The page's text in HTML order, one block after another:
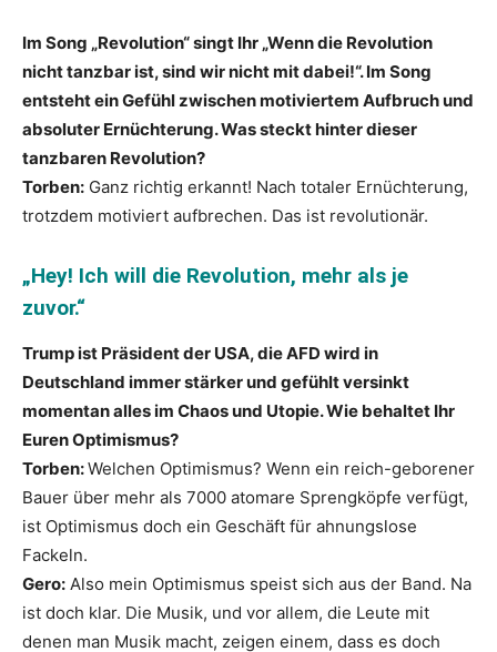
Im Song „Revolution“ singt Ihr „Wenn die Revolution
nicht tanzbar ist, sind wir nicht mit dabei!“. Im Song
entsteht ein Gefühl zwischen motiviertem Aufbruch und
absoluter Ernüchterung. Was steckt hinter dieser
tanzbaren Revolution?
Torben: Ganz richtig erkannt! Nach totaler Ernüchterung,
trotzdem motiviert aufbrechen. Das ist revolutionär.
„Hey! Ich will die Revolution, mehr als je
zuvor.“
Trump ist Präsident der USA, die AFD wird in
Deutschland immer stärker und gefühlt versinkt
momentan alles im Chaos und Utopie. Wie behaltet Ihr
Euren Optimismus?
Torben:Welchen Optimismus? Wenn ein reich-geborener
Bauer über mehr als 7000 atomare Sprengköpfe verfügt,
ist Optimismus doch ein Geschäft für ahnungslose
Fackeln.
Gero: Also mein Optimismus speist sich aus der Band. Na
ist doch klar. Die Musik, und vor allem, die Leute mit
denen man Musik macht, zeigen einem, dass es doch